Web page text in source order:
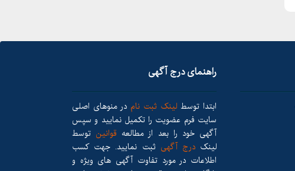
راهنمای درج آگهی
ابتدا توسط لینک ثبت نام در منوهای اصلی
سایت فرم عضویت را تکمیل نمایید و سپس
آگهی خود را بعد از مطالعه قوانین توسط
لینکدرج آگهی ثبت نمایید. جهت کسب
اطلاعات در مورد تفاوت آگهی های ویژه و